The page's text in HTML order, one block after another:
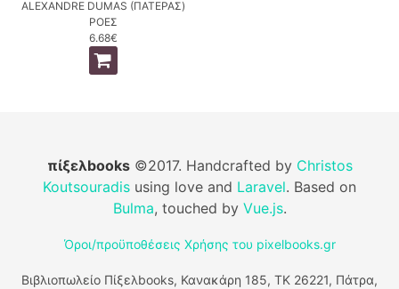
ALEXANDRE DUMAS (ΠΑΤΕΡΑΣ)
ΡΟΕΣ
6.68€
πίξελbooks©2017. Handcrafted by Christos
Koutsouradis using love and Laravel. Based on
Bulma, touched by Vue.js.
Όροι/προϋποθέσεις Χρήσης του pixelbooks.gr
Βιβλιοπωλείο Πίξελbooks, Κανακάρη 185, ΤΚ 26221, Πάτρα,